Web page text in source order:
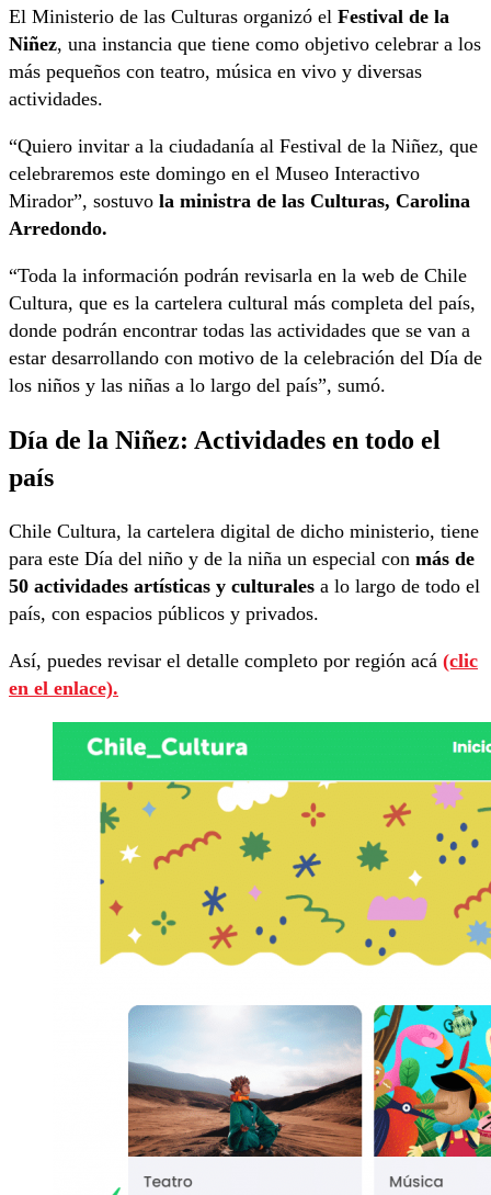
El Ministerio de las Culturas organizó el Festival de la
Niñez, una instancia que tiene como objetivo celebrar a los
más pequeños con teatro, música en vivo y diversas
actividades.
“Quiero invitar a la ciudadanía al Festival de la Niñez, que
celebraremos este domingo en el Museo Interactivo
Mirador”, sostuvo la ministra de las Culturas, Carolina
Arredondo.
“Toda la información podrán revisarla en la web de Chile
Cultura, que es la cartelera cultural más completa del país,
donde podrán encontrar todas las actividades que se van a
estar desarrollando con motivo de la celebración del Día de
los niños y las niñas a lo largo del país”, sumó.
Día de la Niñez: Actividades en todo el
país
Chile Cultura, la cartelera digital de dicho ministerio, tiene
para este Día del niño y de la niña un especial con más de
50 actividades artísticas y culturales a lo largo de todo el
país, con espacios públicos y privados.
Así, puedes revisar el detalle completo por región acá (clic
en el enlace).